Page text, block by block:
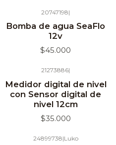
20747198|
Bomba de agua SeaFlo
12v
$45.000
21273886|
Medidor digital de nivel
con Sensor digital de
nivel 12cm
$35.000
24899738|Luko